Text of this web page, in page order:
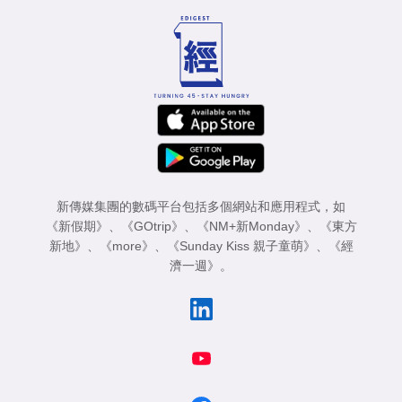
新傳媒集團的數碼平台包括多個網站和應用程式，如
《新假期》 、 《GOtrip》 、 《NM+新Monday》 、
《東方
新地》 、 《more》 、 《Sunday Kiss 親子童萌》 、
《經
濟一週》 。